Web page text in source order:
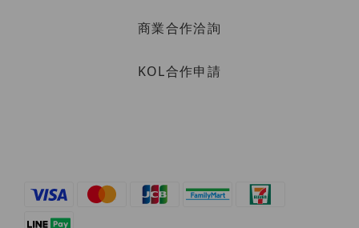
商業合作洽詢
KOL合作申請